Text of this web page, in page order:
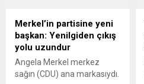
yerleştirildi. Cumhurbaşkanı
Sergio Mattarella, 21
Temmuz’da parlamentoyu
feshedip erken genel seçim
kararı aldığında, hesaplar
sağcı Giorgia...
Merkel’in partisine yeni
başkan: Yenilgiden çıkış
yolu uzundur
Angela Merkel merkez
sağın (CDU) ana markasıydı.